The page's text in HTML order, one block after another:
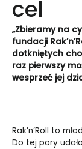
cel
„Zbieramy na
fundacji
dotkniętych
raz pierwszy
wesprzeć jej
Rak’n’Roll to
Do tej pory